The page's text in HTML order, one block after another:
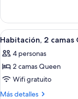
size
(Mangrove
View)
1
cama
King
(Mangrove
View)
Abrir
todas
las
fotos
de
Habitación,
6
Habitación, 2
4 personas
2 camas Queen
Wifi gratuito
Más detalles
Más